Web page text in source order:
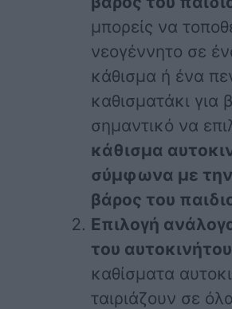
μπορείς να
νεογέννητο σε
κάθισμα ή ένα
καθισματάκι για
σημαντικό να
κάθισμα
σύμφωνα με την
βάρος του
Επιλογή
του
καθίσματα
ταιριάζουν σε